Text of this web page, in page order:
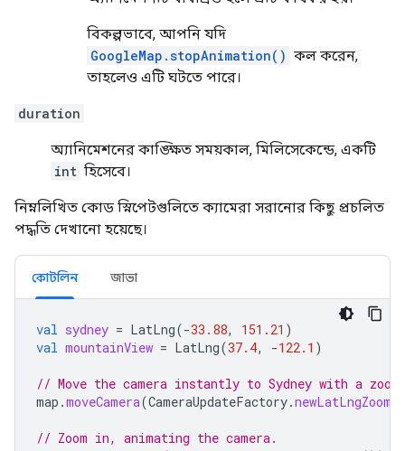
বিকল্পভাবে, আপনি যদি
GoogleMap.stopAnimation() কল করেন,
তাহলেও এটি ঘটতে পারে।
duration
অ্যানিমেশনের কাঙ্ক্ষিত সময়কাল, মিলিসেকেন্ডে, একটি
int হিসেবে।
নিম্নলিখিত কোড স্নিপেটগুলিতে ক্যামেরা সরানোর কিছু প্রচলিত
পদ্ধতি দেখানো হয়েছে।
কোটলিন জাভা
val sydney = LatLng(-33.88, 151.21 )
val mountainView = LatLng(37.4, -122.1 )
// Move the camera instantly to Sydney with a
map .moveCamera(CameraUpdateFactory.newLatLngZoom
// Zoom in, animating the camera.